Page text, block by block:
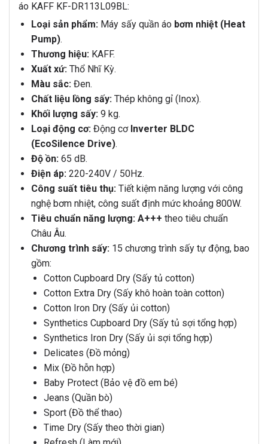
áo KAFF KF-DR113L09BL:
Loại sản phẩm:Máy sấy quần áo bơm nhiệt (Heat
Pump).
Thương hiệu:KAFF.
Xuất xứ:Thổ Nhĩ Kỳ.
Màu sắc:Đen.
Chất liệu lồng sấy:Thép không gỉ (Inox).
Khối lượng sấy:9 kg.
Loại động cơ:Động cơ Inverter BLDC
(EcoSilence Drive).
Độ ồn:65 dB.
Điện áp:220-240V / 50Hz.
Công suất tiêu thụ:Tiết kiệm năng lượng với công
nghệ bơm nhiệt, công suất định mức khoảng 800W.
Tiêu chuẩn năng lượng: A+++ theo tiêu chuẩn
Châu Âu.
Chương trình sấy:15 chương trình sấy tự động, bao
gồm:
Cotton Cupboard Dry (Sấy tủ cotton)
Cotton Extra Dry (Sấy khô hoàn toàn cotton)
Cotton Iron Dry (Sấy ủi cotton)
Synthetics Cupboard Dry (Sấy tủ sợi tổng hợp)
Synthetics Iron Dry (Sấy ủi sợi tổng hợp)
Delicates (Đồ mỏng)
Mix (Đồ hỗn hợp)
Baby Protect (Bảo vệ đồ em bé)
Jeans (Quần bò)
Sport (Đồ thể thao)
Time Dry (Sấy theo thời gian)